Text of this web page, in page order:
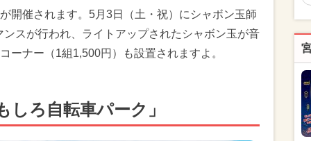
開催されます。5月3日（土・祝）にシャボン玉師
スが行われ、ライトアップされたシャボン玉が音
ーナー（1組1,500円）も設置されますよ。
ろ自転車パーク」